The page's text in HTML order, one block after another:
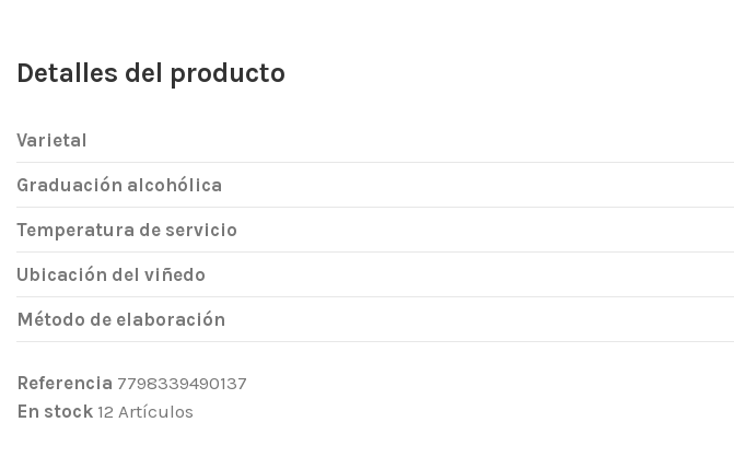
Detalles del producto
Varietal
Graduación alcohólica
Temperatura de servicio
Ubicación del viñedo
Método de elaboración
Referencia 7798339490137
En stock 12 Artículos